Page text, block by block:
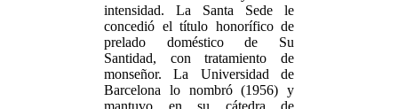
intensidad. La Santa Sede le
concedió el título honorífico de
prelado doméstico de Su
Santidad, con tratamiento de
monseñor. La Universidad de
Barcelona lo nombró (1956) y
mantuvo en su cátedra de